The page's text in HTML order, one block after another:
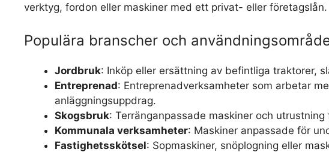
verktyg, fordon eller maskiner med ett privat- eller företagslån.
Populära branscher och
Jordbruk: Inköp eller ersättning av befintliga traktorer,
Entreprenad: Entreprenadverksamheter som arbetar
anläggningsuppdrag.
Skogsbruk: Terränganpassade maskiner och
Kommunala verksamheter: Maskiner anpassade för
Fastighetsskötsel: Sopmaskiner, snöplogning eller